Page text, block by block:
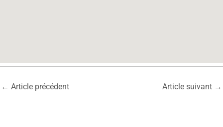
← Article précédent Article suivant →